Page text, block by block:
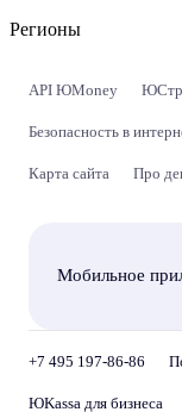
Регионы
API ЮMoney
Безопасность в
Карта сайта Про
Мобильное
+7 495 197-86-86
ЮKassa для бизнеса